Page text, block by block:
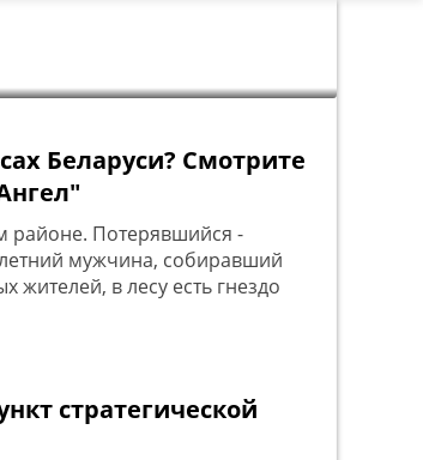
Беларуси? Смотрите
районе. Потерявшийся -
мужчина, собиравший
жителей, в лесу есть гнездо
стратегической